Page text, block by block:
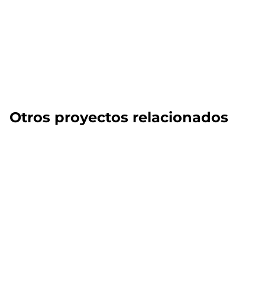
Otros proyectos relacionados